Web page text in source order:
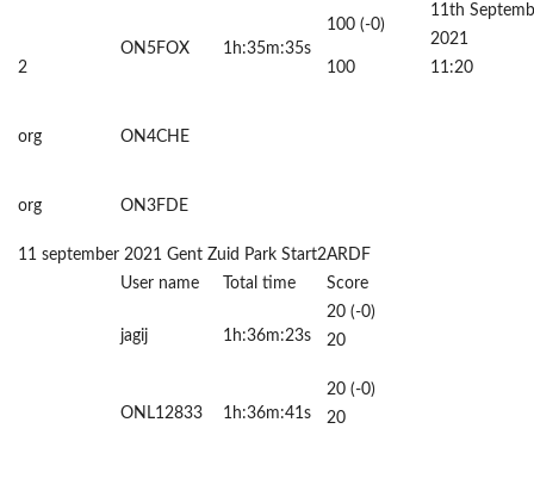
ON5FOX 1h:35m:35s
100 (-0)
11th
2021
2
100 11:20
ON4CHE
org
ON3FDE
org
11 september 2021 Gent Zuid Park Start2ARDF
User name
Total time Score
jagij 1h:36m:23s
20 (-0)
20
ONL12833 1h:36m:41s
20 (-0)
20